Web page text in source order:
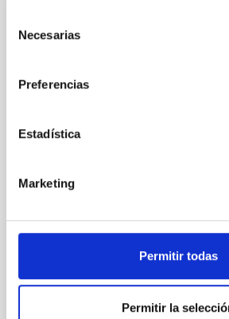
Necesarias
Preferencias
Estadística
Marketing
Permitir todas
Permitir la
Joining forces: 30 years of
We present extended optical
observations from different
technique. This technique uses a
from the lens system to accurately
Shalyapin, V. N. et al.
Fecha de publicación: 6 2026
BIBCODE